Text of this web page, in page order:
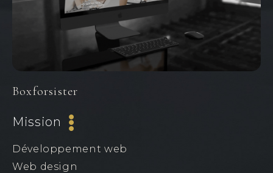
Boxforsister
Mission
Développement web
Web design